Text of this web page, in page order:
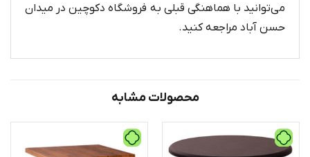
می‌توانید با هماهنگی قبلی به فروشگاه دکوچین در میدان
حسن آباد مراجعه کنید.
محصولات مشابه